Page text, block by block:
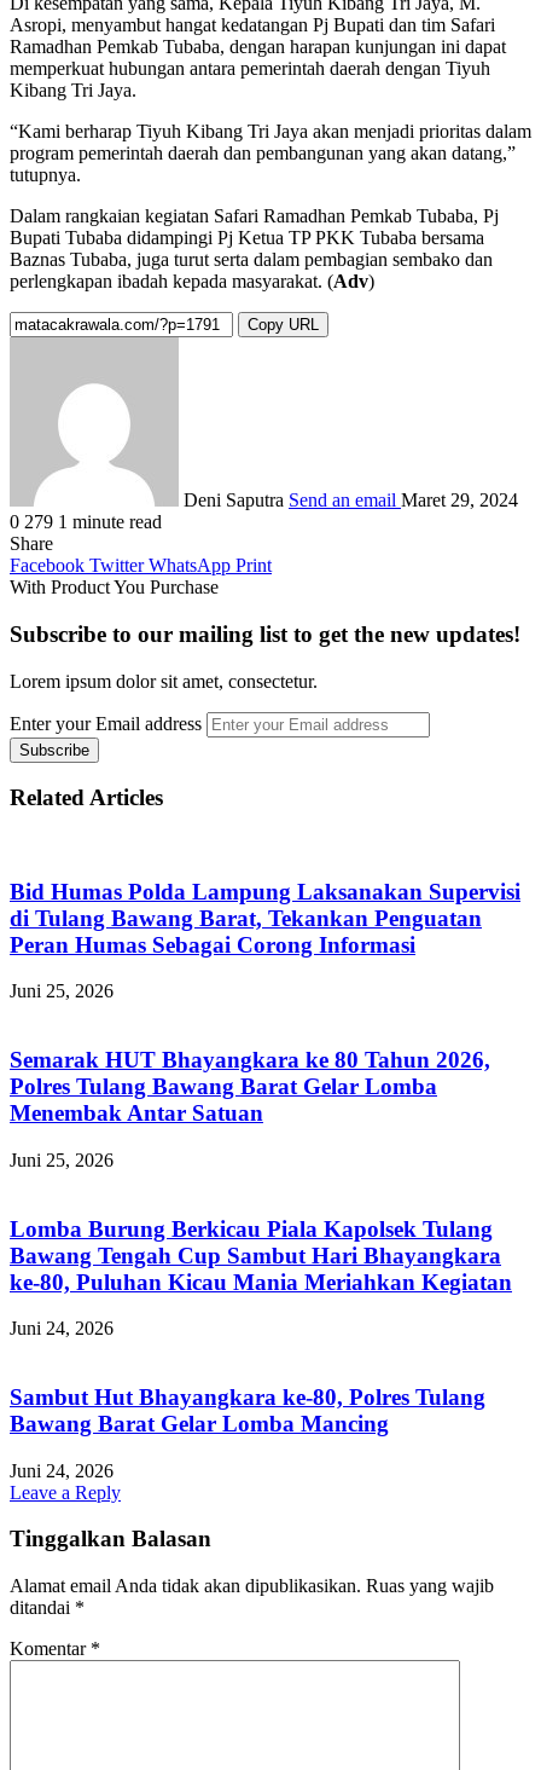
Asropi, menyambut hangat kedatangan Pj Bupati dan tim Safari
Ramadhan Pemkab Tubaba, dengan harapan kunjungan ini dapat
memperkuat hubungan antara pemerintah daerah dengan Tiyuh
Kibang Tri Jaya.
“Kami berharap Tiyuh Kibang Tri Jaya akan menjadi prioritas dalam
program pemerintah daerah dan pembangunan yang akan datang,”
tutupnya.
Dalam rangkaian kegiatan Safari Ramadhan Pemkab Tubaba, Pj
Bupati Tubaba didampingi Pj Ketua TP PKK Tubaba bersama
Baznas Tubaba, juga turut serta dalam pembagian sembako dan
perlengkapan ibadah kepada masyarakat. (Adv)
Copy URL
Deni Saputra Send an email Maret 29, 2024
0 279 1 minute read
Share
Facebook Twitter WhatsApp Print
With Product You Purchase
Subscribe to our mailing list to get the new updates!
Lorem ipsum dolor sit amet, consectetur.
Enter your Email address
Related Articles
Bid Humas Polda Lampung Laksanakan Supervisi
di Tulang Bawang Barat, Tekankan Penguatan
Peran Humas Sebagai Corong Informasi
Juni 25, 2026
Semarak HUT Bhayangkara ke 80 Tahun 2026,
Polres Tulang Bawang Barat Gelar Lomba
Menembak Antar Satuan
Juni 25, 2026
Lomba Burung Berkicau Piala Kapolsek Tulang
Bawang Tengah Cup Sambut Hari Bhayangkara
ke-80, Puluhan Kicau Mania Meriahkan Kegiatan
Juni 24, 2026
Sambut Hut Bhayangkara ke-80, Polres Tulang
Bawang Barat Gelar Lomba Mancing
Juni 24, 2026
Leave a Reply
Tinggalkan Balasan
Alamat email Anda tidak akan dipublikasikan. Ruas yang wajib
ditandai *
Komentar *